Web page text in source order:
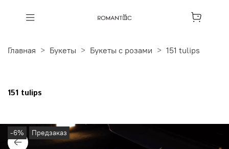
Главная Букеты Букеты с розами 151 tulips
151 tulips
-6% Предзаказ